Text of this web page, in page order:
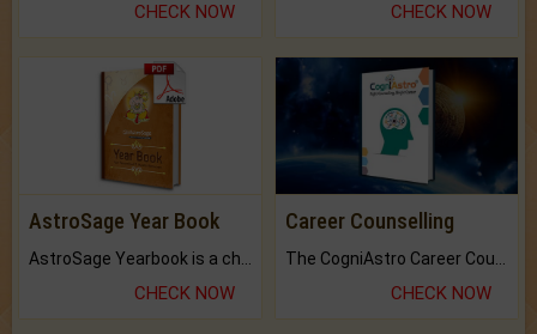
CHECK NOW CHECK NOW
AstroSage Year Book
CHECK NOW
Career Counselling
CHECK NOW